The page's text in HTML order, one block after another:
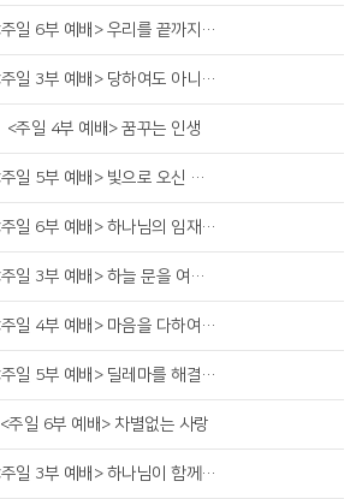
<주일 6부 예배> 우리를 끝까지 만들어가시는 하나님
<주일 3부 예배> 당하여도 아니하며
<주일 4부 예배> 꿈꾸는 인생
<주일 5부 예배> 빛으로 오신 예수님
<주일 6부 예배> 하나님의 임재 회복
<주일 3부 예배> 하늘 문을 여시는 하나님
<주일 4부 예배> 마음을 다하여 야훼를 신뢰하기로 결심하기
<주일 5부 예배> 딜레마를 해결하는 법
<주일 6부 예배> 차별없는 사랑
<주일 3부 예배> 하나님이 함께 하시면